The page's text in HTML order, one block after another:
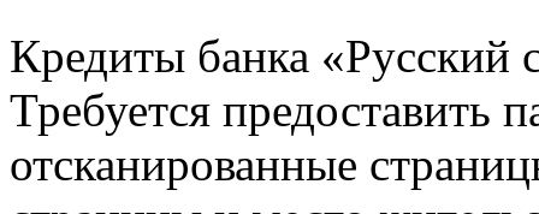
Кредиты банка «Русский
Требуется предоставить
отсканированные